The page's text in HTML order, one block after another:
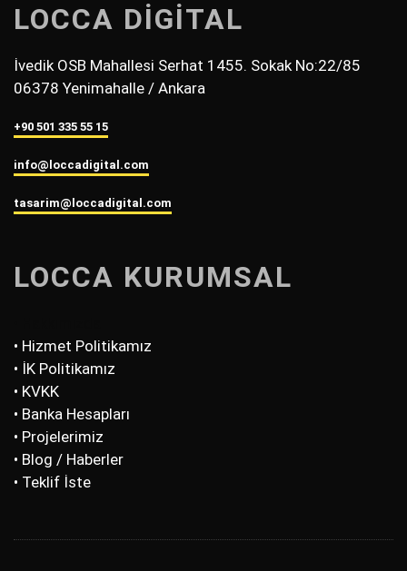
LOCCA DİGİTAL
İvedik OSB Mahallesi Serhat 1455. Sokak No:22/85
06378 Yenimahalle / Ankara
+90 501 335 55 15
info@loccadigital.com
tasarim@loccadigital.com
LOCCA KURUMSAL
• Hizmet Politikamız
• İK Politikamız
• KVKK
• Banka Hesapları
• Projelerimiz
• Blog / Haberler
• Teklif İste